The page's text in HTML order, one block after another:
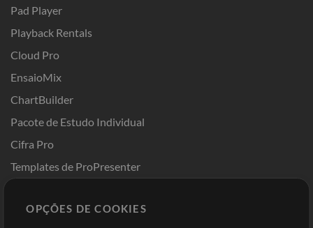
Pad Player
Playback Rentals
Cloud Pro
EnsaioMix
ChartBuilder
Pacote de Estudo Individual
Cifra Pro
Templates de ProPresenter
OPÇÕES DE COOKIES